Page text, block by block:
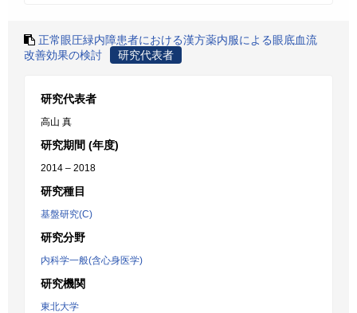
正常眼圧緑内障患者における漢方薬内服による眼底血流
改善効果の検討
研究代表者
研究代表者
高山 真
研究期間 (年度)
2014 – 2018
研究種目
基盤研究(C)
研究分野
内科学一般(含心身医学)
研究機関
東北大学